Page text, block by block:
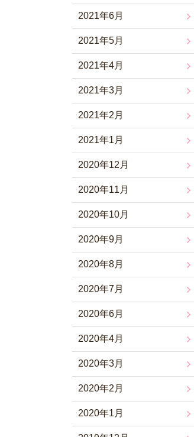
2021年6月
2021年5月
2021年4月
2021年3月
2021年2月
2021年1月
2020年12月
2020年11月
2020年10月
2020年9月
2020年8月
2020年7月
2020年6月
2020年4月
2020年3月
2020年2月
2020年1月